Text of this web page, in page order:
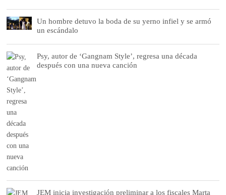
Un hombre detuvo la boda de su yerno infiel y se armó
un escándalo
Psy, autor de ‘Gangnam Style’, regresa una década
después con una nueva canción
JEM inicia investigación preliminar a los fiscales Marta